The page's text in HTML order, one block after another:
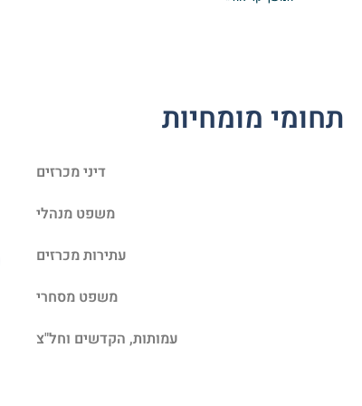
תחומי מומחיות
דיני מכרזים
משפט מנהלי
עתירות מכרזים
משפט מסחרי
עמותות, הקדשים וחל"צ